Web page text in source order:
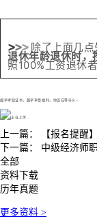
>>> 除了上面几
退休年龄退休时，
照100%工资退休
越早考取证书， 越早享受福利。你还在等什么~
上一篇：
【报名提醒
下一篇： 中级经济师
全部
资料下载
历年真题
更多资料 >